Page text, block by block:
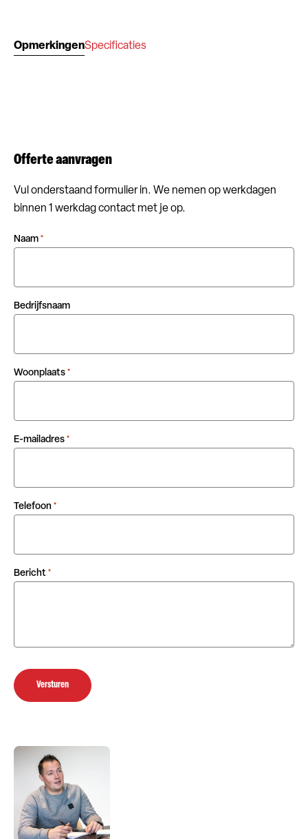
OpmerkingenSpecificaties
Offerte aanvragen
Vul onderstaand formulier in. We nemen op werkdagen
binnen 1 werkdag contact met je op.
Naam *
Bedrijfsnaam
Woonplaats *
E-mailadres *
Telefoon *
Bericht *
Versturen